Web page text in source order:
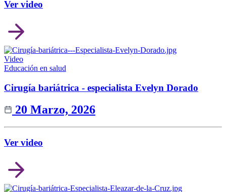
Ver video
Video
Educación en salud
Cirugía bariátrica - especialista Evelyn Dorado
20 Marzo, 2026
Ver video